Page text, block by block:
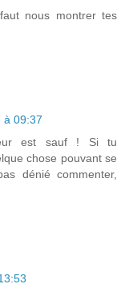
nous montrer tes
à 09:37
est sauf ! Si tu
chose pouvant se
dénié commenter,